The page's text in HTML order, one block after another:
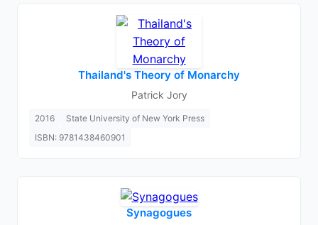
Thailand's Theory of Monarchy
Patrick Jory
2016
State University of New York Press
ISBN: 9781438460901
Synagogues